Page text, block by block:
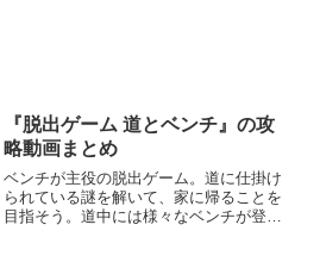
『脱出ゲーム 道とベンチ』の攻
略動画まとめ
ベンチが主役の脱出ゲーム。道に仕掛け
られている謎を解いて、家に帰ることを
目指そう。道中には様々なベンチが登場